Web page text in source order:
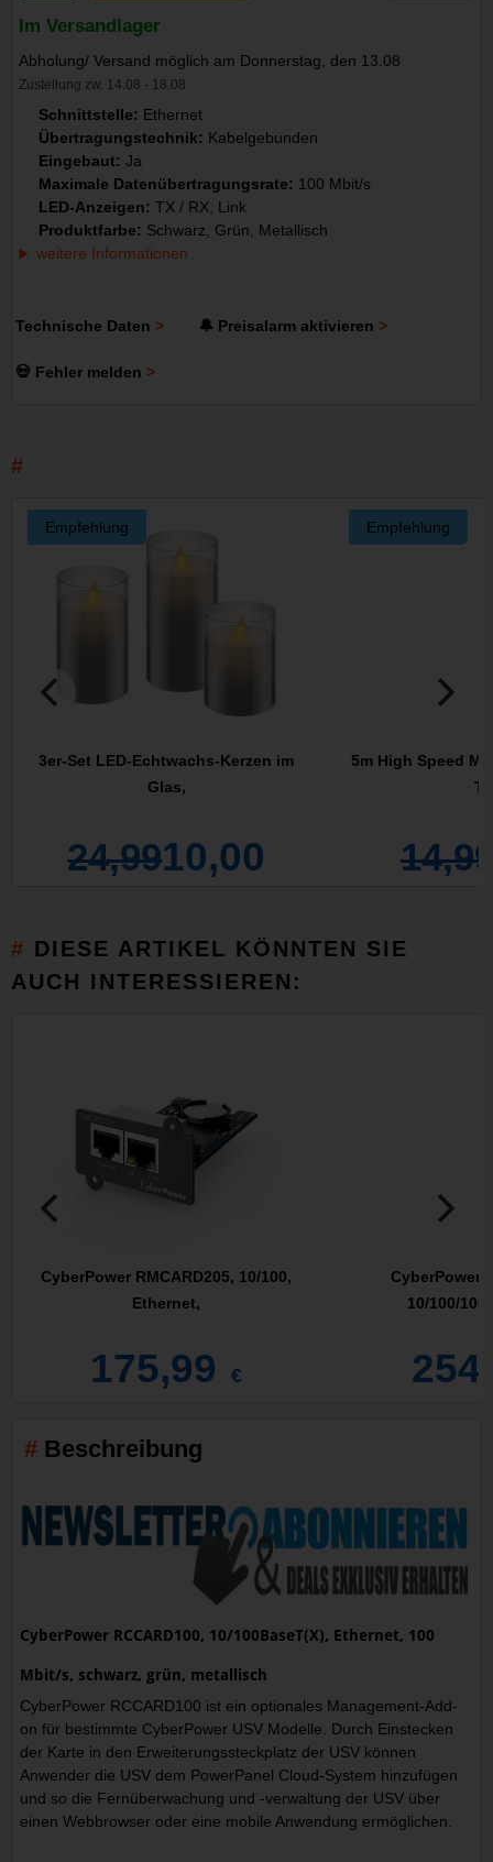
Im Versandlager
Abholung/ Versand möglich am Donnerstag, den 13.08
Zustellung zw. 14.08 - 18.08
Schnittstelle: Ethernet
Übertragungstechnik: Kabelgebunden
Eingebaut: Ja
Maximale Datenübertragungsrate: 100 Mbit/s
LED-Anzeigen: TX / RX, Link
Produktfarbe: Schwarz, Grün, Metallisch
weitere Informationen
Technische Daten 🔔 Preisalarm aktivieren
💀 Fehler melden
Empfehlung
3er-Set LED-Echtwachs-Kerzen im
Glas,
10,00
24,99
Empfehlung
5m High Speed
DIESE ARTIKEL KÖNNTEN SIE
AUCH INTERESSIEREN:
CyberPower RMCARD205, 10/100,
Ethernet,
175,99 €
CyberPower
10/100/
Beschreibung
CyberPower RCCARD100, 10/100BaseT(X), Ethernet, 100
Mbit/s, schwarz, grün, metallisch
CyberPower RCCARD100 ist ein optionales Management-Add-
on für bestimmte CyberPower USV Modelle. Durch Einstecken
der Karte in den Erweiterungssteckplatz der USV können
Anwender die USV dem PowerPanel Cloud-System hinzufügen
und so die Fernüberwachung und -verwaltung der USV über
einen Webbrowser oder eine mobile Anwendung ermöglichen.